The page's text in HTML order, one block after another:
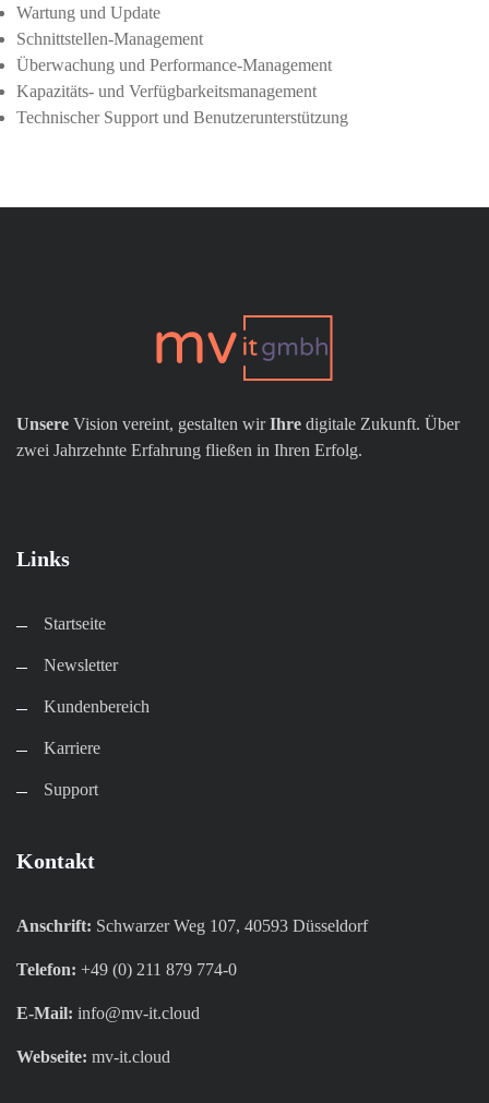
Wartung und Update​​
Schnittstellen-Management​​
Überwachung und Performance-Management​​
Kapazitäts- und Verfügbarkeitsmanagement​​
Technischer Support und Benutzerunterstützung
Unsere Vision vereint, gestalten wirIhre digitale Zukunft. Über
zwei Jahrzehnte Erfahrung fließen in Ihren Erfolg.
Links
Startseite
Newsletter
Kundenbereich​
Karriere​
Support
Kontakt
Anschrift: Schwarzer Weg 107, 40593 Düsseldorf
Telefon: +49 (0) 211 879 774-0
E-Mail: info@mv-it.cloud
Webseite: mv-it.cloud